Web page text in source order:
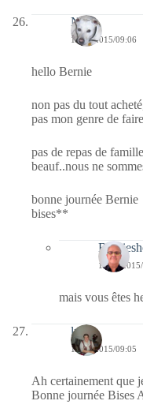
Nays
15/01/2015/09:06
hello Bernie
non pas du tout
pas mon genre de
pas de repas de
beauf..nous ne
bonne journée Bernie
bises**
15/01/
mais vous êtes
lucia
15/01/2015/09:05
Ah certainement que
Bonne journée Bises